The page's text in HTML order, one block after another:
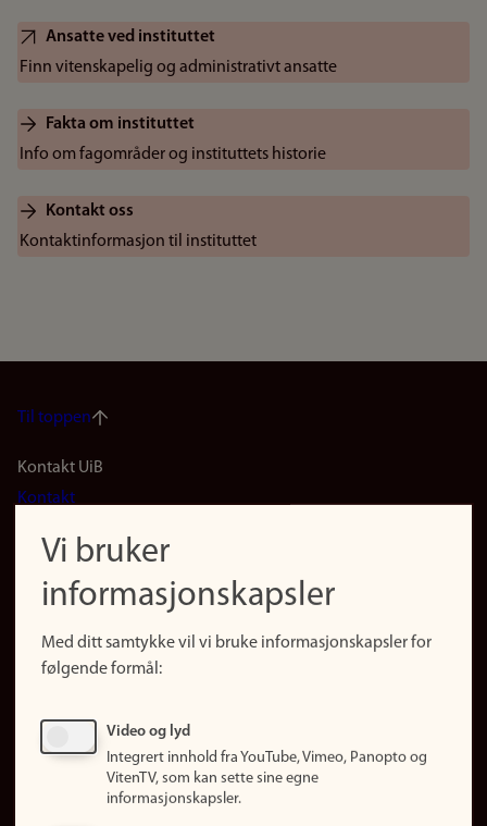
Ansatte ved instituttet
Finn vitenskapelig og administrativt ansatte
Fakta om instituttet
Info om fagområder og instituttets historie
Kontakt oss
Kontaktinformasjon til instituttet
Til toppen
Footer
(no)
Kontakt UiB
Kontakt
Finn forsker
Presse
Finn studier
Ledige stillinger
Vi bruker
informasjonskapsler
Med ditt samtykke vil vi bruke informasjonskapsler for
følgende formål:
Video og lyd
Integrert innhold fra YouTube, Vimeo, Panopto og
VitenTV, som kan sette sine egne
informasjonskapsler.